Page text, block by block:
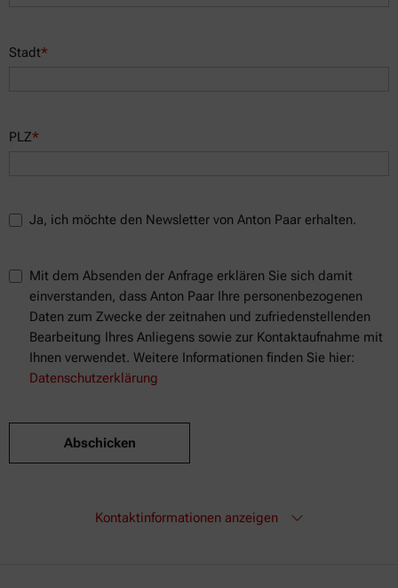
Stadt*
PLZ*
Ja, ich möchte den Newsletter von Anton Paar erhalten.
Mit dem Absenden der Anfrage erklären Sie sich damit
einverstanden, dass Anton Paar Ihre personenbezogenen
Daten zum Zwecke der zeitnahen und zufriedenstellenden
Bearbeitung Ihres Anliegens sowie zur Kontaktaufnahme mit
Ihnen verwendet. Weitere Informationen finden Sie hier:
Datenschutzerklärung
Abschicken
Kontaktinformationen anzeigen